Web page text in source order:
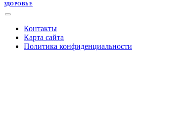
ЗДОРОВЬЕ
Контакты
Карта сайта
Политика конфиденциальности